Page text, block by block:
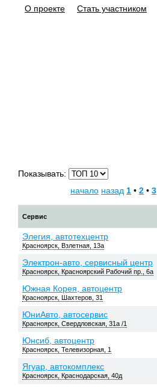
О проекте Стать участником
Показывать:
начало назад 1 • 2 • 3
Сервис
Элегия, автотехцентр
Красноярск, Взлетная, 13а
Электрон-авто, сервисный центр
Красноярск, Красноярский Рабочий пр., 6а
Южная Корея, автоцентр
Красноярск, Шахтеров, 31
ЮниАвто, автосервис
Красноярск, Свердловская, 31а /1
Юнсиб, автоцентр
Красноярск, Телевизорная, 1
Ягуар, автокомплекс
Красноярск, Краснодарская, 40д